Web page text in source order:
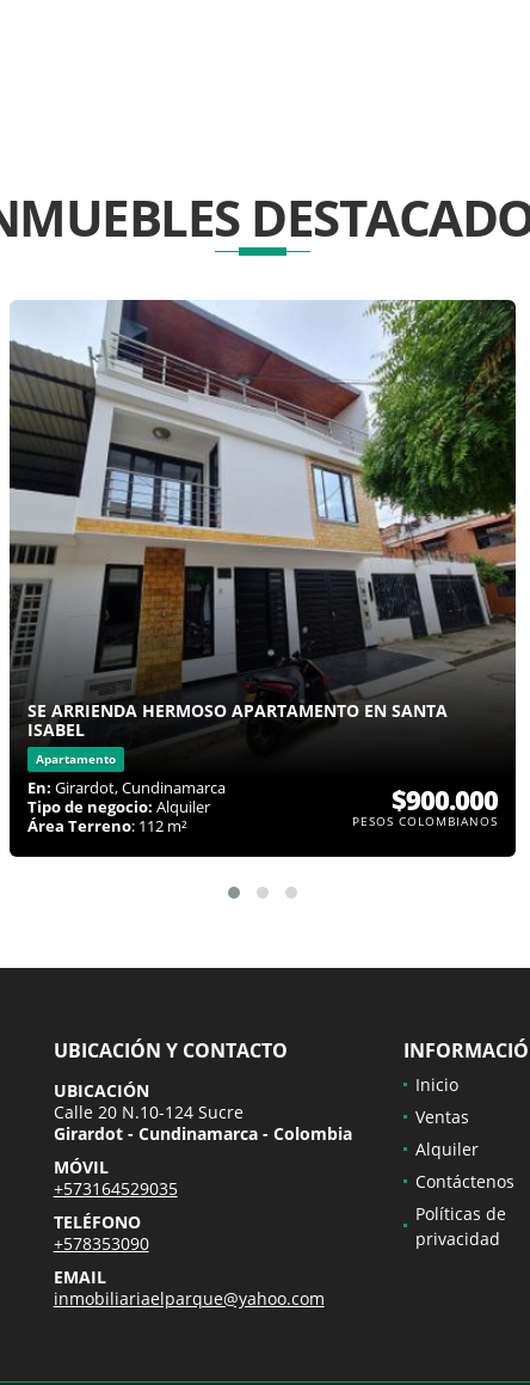
SE ARRIENDA HERMOSO APARTAMENTO EN SANTA
ISABEL
Apartamento
En: Girardot, Cundinamarca
Tipo de negocio: Alquiler
Área Terreno: 112 m²
$900.000
PESOS COLOMBIANOS
UBICACIÓN Y CONTACTO
UBICACIÓN
Calle 20 N.10-124 Sucre
Girardot - Cundinamarca - Colombia
MÓVIL
+573164529035
TELÉFONO
+578353090
EMAIL
inmobiliariaelparque@yahoo.com
Inicio
Ventas
Alquiler
Contáctenos
Políticas de
privacidad